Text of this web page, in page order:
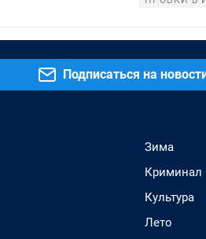
Подписаться на
Зима
Криминал
Культура
Лето